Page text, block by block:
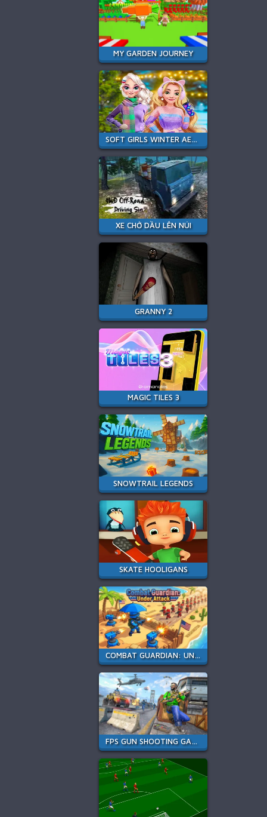
MY GARDEN JOURNEY
SOFT GIRLS WINTER AESTHETICS
XE CHỞ DẦU LÊN NÚI
GRANNY 2
MAGIC TILES 3
SNOWTRAIL LEGENDS
SKATE HOOLIGANS
COMBAT GUARDIAN: UNDER ATTACK
FPS GUN SHOOTING GAME 3D